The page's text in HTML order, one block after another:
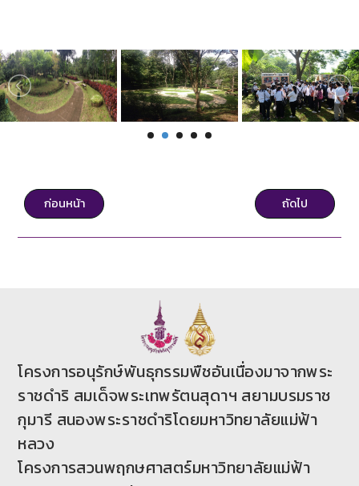
ก่อนหน้า ถัดไป
โครงการอนุรักษ์พันธุกรรมพืชอันเนื่องมาจากพระ
ราชดำริ สมเด็จพระเทพรัตนสุดาฯ สยามบรมราช
กุมารี สนองพระราชดำริโดยมหาวิทยาลัยแม่ฟ้า
หลวง
โครงการสวนพฤกษศาสตร์มหาวิทยาลัยแม่ฟ้า